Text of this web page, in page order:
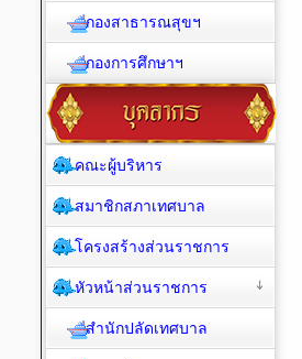
กองสาธารณสุขฯ
กองการศึกษาฯ
คณะผู้บริหาร
สมาชิกสภาเทศบาล
โครงสร้างส่วนราชการ
หัวหน้าส่วนราชการ
สำนักปลัดเทศบาล